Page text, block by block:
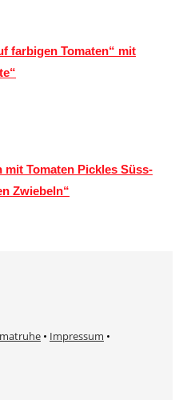
farbigen Tomaten“ mit
mit Tomaten Pickles Süss-
Zwiebeln“
• Impressum •